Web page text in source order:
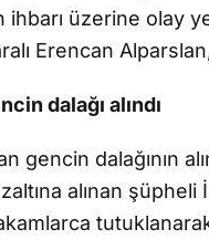
ihbarı üzerine olay
Erencan
dalağı alındı
gencin dalağının
alınan